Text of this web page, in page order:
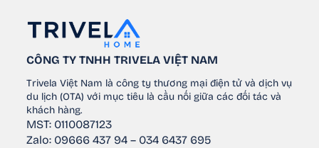
CÔNG TY TNHH TRIVELA VIỆT NAM
Trivela Việt Nam là công ty thương mại điện tử và dịch vụ
du lịch (OTA) với mục tiêu là cầu nối giữa các đối tác và
khách hàng.
MST: 0110087123
Zalo: 09666 437 94 – 034 6437 695